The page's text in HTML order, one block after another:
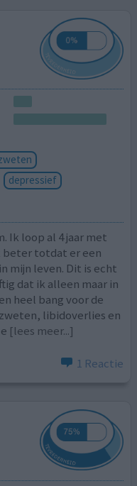
depressief
Ik loop al 4 jaar met
totdat er een
mijn leven. Dit is echt
dat ik alleen maar in
heel bang voor de
libidoverlies en
[lees meer...]
1 Reactie